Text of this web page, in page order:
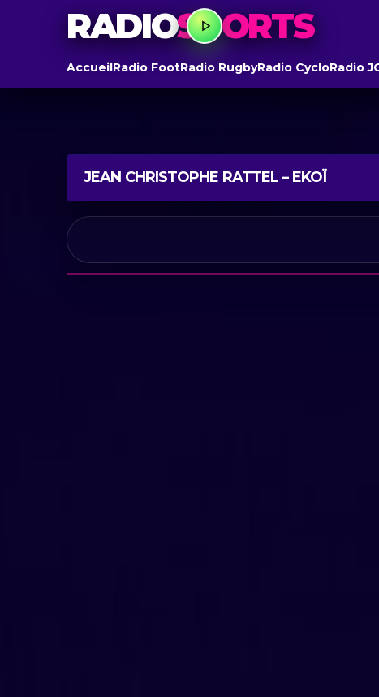
RADIOSPORTS
AccueilRadio FootRadio RugbyRadio CycloRadio
JEAN CHRISTOPHE RATTEL – EKOÏ